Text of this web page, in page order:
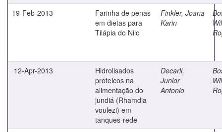
19-Feb-2013
Farinha de penas
em dietas para
Tilápia do Nilo
Finkler, Joana
Karin
12-Apr-2013
Hidrolisados
proteicos na
alimentação do
jundiá (Rhamdia
voulezi) em
tanques-rede
Decarli,
Junior
Antonio